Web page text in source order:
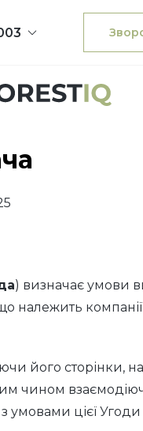
) визначає умови
належить компанії
його сторінки,
чином
цієї Угоди